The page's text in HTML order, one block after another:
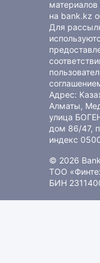
на bank.kz
Для
Адрес:
Алматы,
улица
дом 86/47,
индекс
© 2026
ТОО
БИН